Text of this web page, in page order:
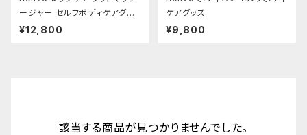
ージャー セルフボディケアグッ
ズ
¥12,800
ケアグッズ
¥9,800
該当する商品が見つかりませんでした。